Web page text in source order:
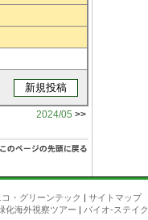
2024/05 >>
コ・グリーンテック | サイトマップ
化海外視察ツアー | バイオ-ステイク